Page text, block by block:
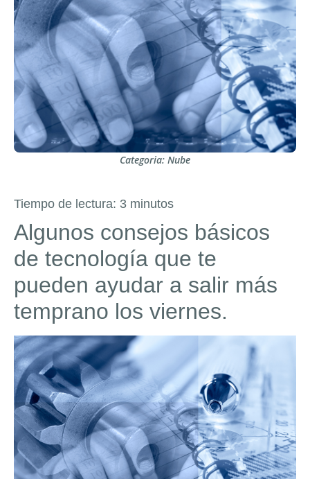
Categoria: Nube
Tiempo de lectura: 3 minutos
Algunos consejos básicos
de tecnología que te
pueden ayudar a salir más
temprano los viernes.